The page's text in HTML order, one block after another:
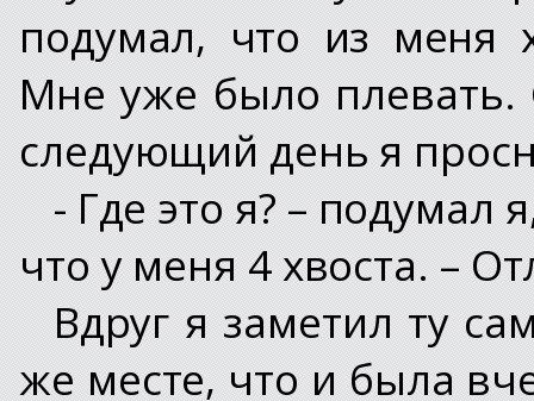
подумал, что из меня
Мне уже было
следующий день я
- Где это я? – подумал
что у меня 4 хвоста. –
Вдруг я заметил ту
же месте, что и была